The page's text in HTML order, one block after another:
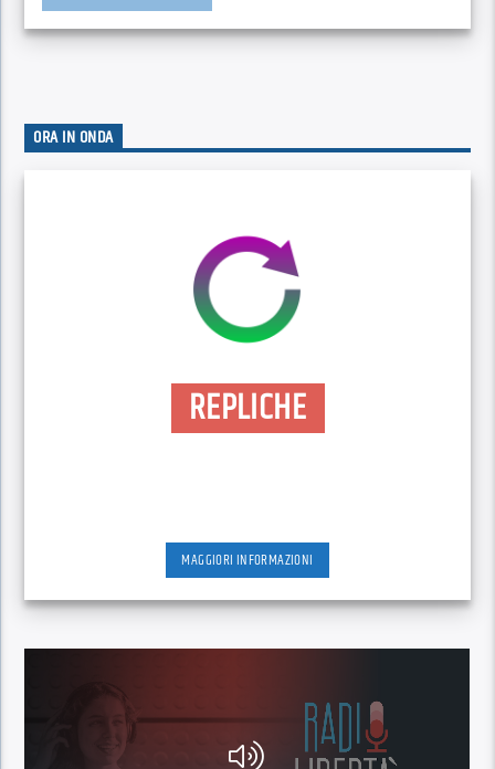
ORA IN ONDA
REPLICHE
MAGGIORI INFORMAZIONI